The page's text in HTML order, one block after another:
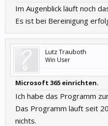
Im Augenblick läuft noch
Es ist bei Bereinigung
Lutz Trauboth
Win User
Microsoft 365 einrichten.
Ich habe das Programm
Das Programm läuft seit
nichts.